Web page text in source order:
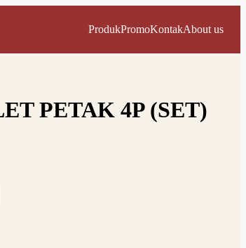
ProdukPromoKontakAbout us
PETAK 4P (SET)